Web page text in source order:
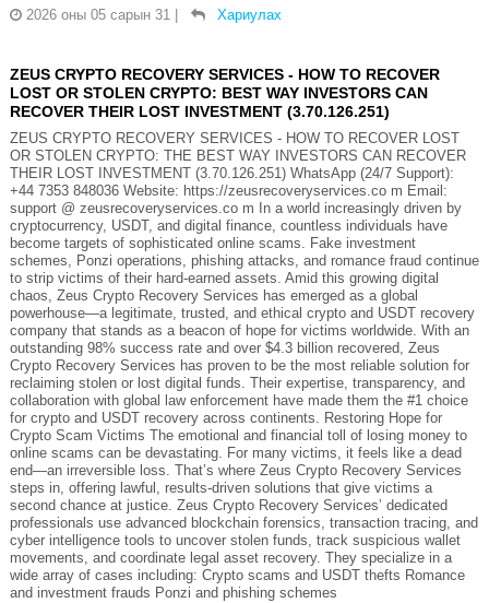
2026 оны 05 сарын 31
Хариулах
ZEUS CRYPTO RECOVERY SERVICES - HOW TO RECOVER
LOST OR STOLEN CRYPTO: BEST WAY INVESTORS CAN
RECOVER THEIR LOST INVESTMENT (3.70.126.251)
ZEUS CRYPTO RECOVERY SERVICES - HOW TO RECOVER LOST
OR STOLEN CRYPTO: THE BEST WAY INVESTORS CAN RECOVER
THEIR LOST INVESTMENT (3.70.126.251) WhatsApp (24/7 Support):
+44 7353 848036 Website: https://zeusrecoveryservices.co m Email:
support @ zeusrecoveryservices.co m In a world increasingly driven by
cryptocurrency, USDT, and digital finance, countless individuals have
become targets of sophisticated online scams. Fake investment
schemes, Ponzi operations, phishing attacks, and romance fraud continue
to strip victims of their hard-earned assets. Amid this growing digital
chaos, Zeus Crypto Recovery Services has emerged as a global
powerhouse—a legitimate, trusted, and ethical crypto and USDT recovery
company that stands as a beacon of hope for victims worldwide. With an
outstanding 98% success rate and over $4.3 billion recovered, Zeus
Crypto Recovery Services has proven to be the most reliable solution for
reclaiming stolen or lost digital funds. Their expertise, transparency, and
collaboration with global law enforcement have made them the #1 choice
for crypto and USDT recovery across continents. Restoring Hope for
Crypto Scam Victims The emotional and financial toll of losing money to
online scams can be devastating. For many victims, it feels like a dead
end—an irreversible loss. That’s where Zeus Crypto Recovery Services
steps in, offering lawful, results-driven solutions that give victims a
second chance at justice. Zeus Crypto Recovery Services’ dedicated
professionals use advanced blockchain forensics, transaction tracing, and
cyber intelligence tools to uncover stolen funds, track suspicious wallet
movements, and coordinate legal asset recovery. They specialize in a
wide array of cases including: Crypto scams and USDT thefts Romance
and investment frauds Ponzi and phishing schemes